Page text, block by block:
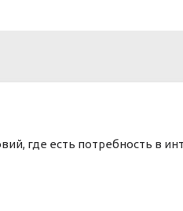
где есть потребность в